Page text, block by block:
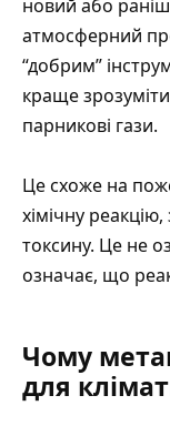
новий або
атмосферний
“добрим”
краще
парникові гази.
Це схоже на
хімічну
токсину. Це не
означає, що
Чому
для